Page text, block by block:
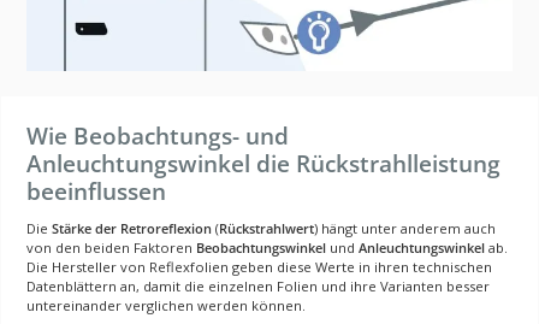
Wie Beobachtungs- und
Anleuchtungswinkel die Rückstrahlleistung
beeinflussen
Die Stärke der Retroreflexion (Rückstrahlwert) hängt unter anderem auch
von den beiden Faktoren Beobachtungswinkel und Anleuchtungswinkel ab.
Die Hersteller von Reflexfolien geben diese Werte in ihren technischen
Datenblättern an, damit die einzelnen Folien und ihre Varianten besser
untereinander verglichen werden können.